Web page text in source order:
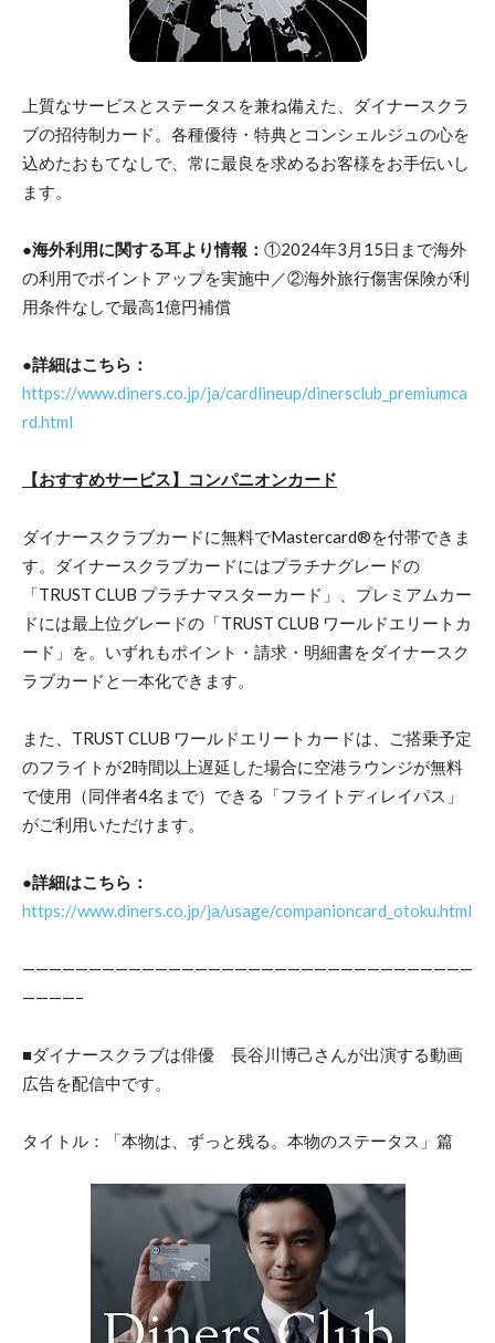
上質なサービスとステータスを兼ね備えた、ダイナースクラ
ブの招待制カード。各種優待・特典とコンシェルジュの心を
込めたおもてなしで、常に最良を求めるお客様をお手伝いし
ます。
●海外利用に関する耳より情報： ①2024年3月15日まで海外
の利用でポイントアップを実施中／②海外旅行傷害保険が利
用条件なしで最高1億円補償
●詳細はこちら：
https://www.diners.co.jp/ja/cardlineup/dinersclub_premiumca
rd.html
【おすすめサービス】コンパニオンカード
ダイナースクラブカードに無料でMastercard®を付帯できま
す。ダイナースクラブカードにはプラチナグレードの
「TRUST CLUB プラチナマスターカード」、プレミアムカー
ドには最上位グレードの「TRUST CLUB ワールドエリートカ
ード」を。いずれもポイント・請求・明細書をダイナースク
ラブカードと一本化できます。
また、TRUST CLUB ワールドエリートカードは、ご搭乗予定
のフライトが2時間以上遅延した場合に空港ラウンジが無料
で使用（同伴者4名まで）できる「フライトディレイパス」
がご利用いただけます。
●詳細はこちら：
https://www.diners.co.jp/ja/usage/companioncard_otoku.html
——————————————————————————————————
————–
■ダイナースクラブは俳優 長谷川博己さんが出演する動画
広告を配信中です。
タイトル：「本物は、ずっと残る。本物のステータス」篇